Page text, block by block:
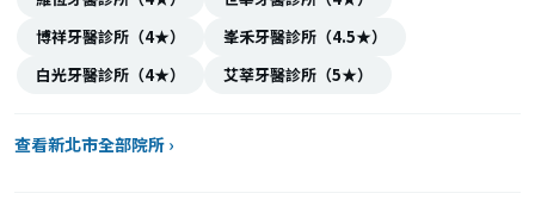
博祥牙醫診所（4★）
峯禾牙醫診所（4.5★）
白光牙醫診所（4★）
艾莘牙醫診所（5★）
查看新北市全部院所 ›